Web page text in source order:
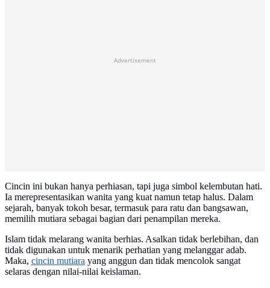
Advertisement
Cincin ini bukan hanya perhiasan, tapi juga simbol kelembutan hati.
Ia merepresentasikan wanita yang kuat namun tetap halus. Dalam
sejarah, banyak tokoh besar, termasuk para ratu dan bangsawan,
memilih mutiara sebagai bagian dari penampilan mereka.
Islam tidak melarang wanita berhias. Asalkan tidak berlebihan, dan
tidak digunakan untuk menarik perhatian yang melanggar adab.
Maka, cincin mutiara yang anggun dan tidak mencolok sangat
selaras dengan nilai-nilai keislaman.